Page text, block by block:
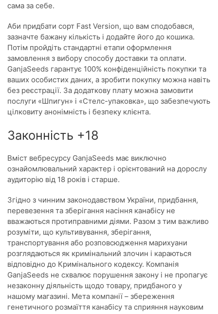
сама за себе.
Аби придбати сорт Fast Version, що вам сподобався,
зазначте бажану кількість і додайте його до кошика.
Потім пройдіть стандартні етапи оформлення
замовлення з вибору способу доставки та оплати.
GanjaSeeds гарантує 100% конфіденційність покупки та
ваших особистих даних, а зробити покупку можна навіть
без реєстрації. За додаткову плату можна замовити
послуги «Шпигун» і «Стелс-упаковка», що забезпечують
цілковиту анонімність і безпеку клієнта.
Законність +18
Вміст вебресурсу GanjaSeeds має виключно
ознайомлювальний характер і орієнтований на дорослу
аудиторію від 18 років і старше.
Згідно з чинним законодавством України, придбання,
перевезення та зберігання насіння канабісу не
вважаються протиправними діями. Разом з тим важливо
розуміти, що культивування, зберігання,
транспортування або розповсюдження марихуани
розглядаються як кримінальний злочин і караються
відповідно до Кримінального кодексу. Компанія
GanjaSeeds не схвалює порушення закону і не пропагує
незаконну діяльність щодо товару, придбаного у
нашому магазині. Мета компанії – збереження
генетичного розмаїття канабісу та сприяння науковим